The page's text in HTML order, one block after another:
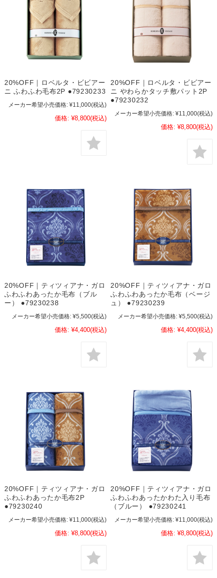
20%OFF｜ロベルタ・ビビアー
ニ ふわふわ毛布2P ●79230233
メーカー希望小売価格: ¥11,000(税込)
価格: ¥8,800(税込)
20%OFF｜ロベルタ・ビビアー
ニ やわらかタッチ敷パット2P
●79230232
メーカー希望小売価格: ¥11,000(税込)
価格: ¥8,800(税込)
20%OFF｜ティツィアナ・ガロ
ふわふわあったか毛布（ブル
ー） ●79230238
メーカー希望小売価格: ¥5,500(税込)
価格: ¥4,400(税込)
20%OFF｜ティツィアナ・ガロ
ふわふわあったか毛布（ベージ
ュ） ●79230239
メーカー希望小売価格: ¥5,500(税込)
価格: ¥4,400(税込)
20%OFF｜ティツィアナ・ガロ
ふわふわあったか毛布2P
●79230240
メーカー希望小売価格: ¥11,000(税込)
価格: ¥8,800(税込)
20%OFF｜ティツィアナ・ガロ
ふわふわあったかわた入り毛布
（ブルー） ●79230241
メーカー希望小売価格: ¥11,000(税込)
価格: ¥8,800(税込)